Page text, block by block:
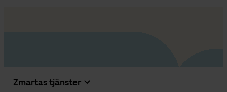
Zmartas tjänster